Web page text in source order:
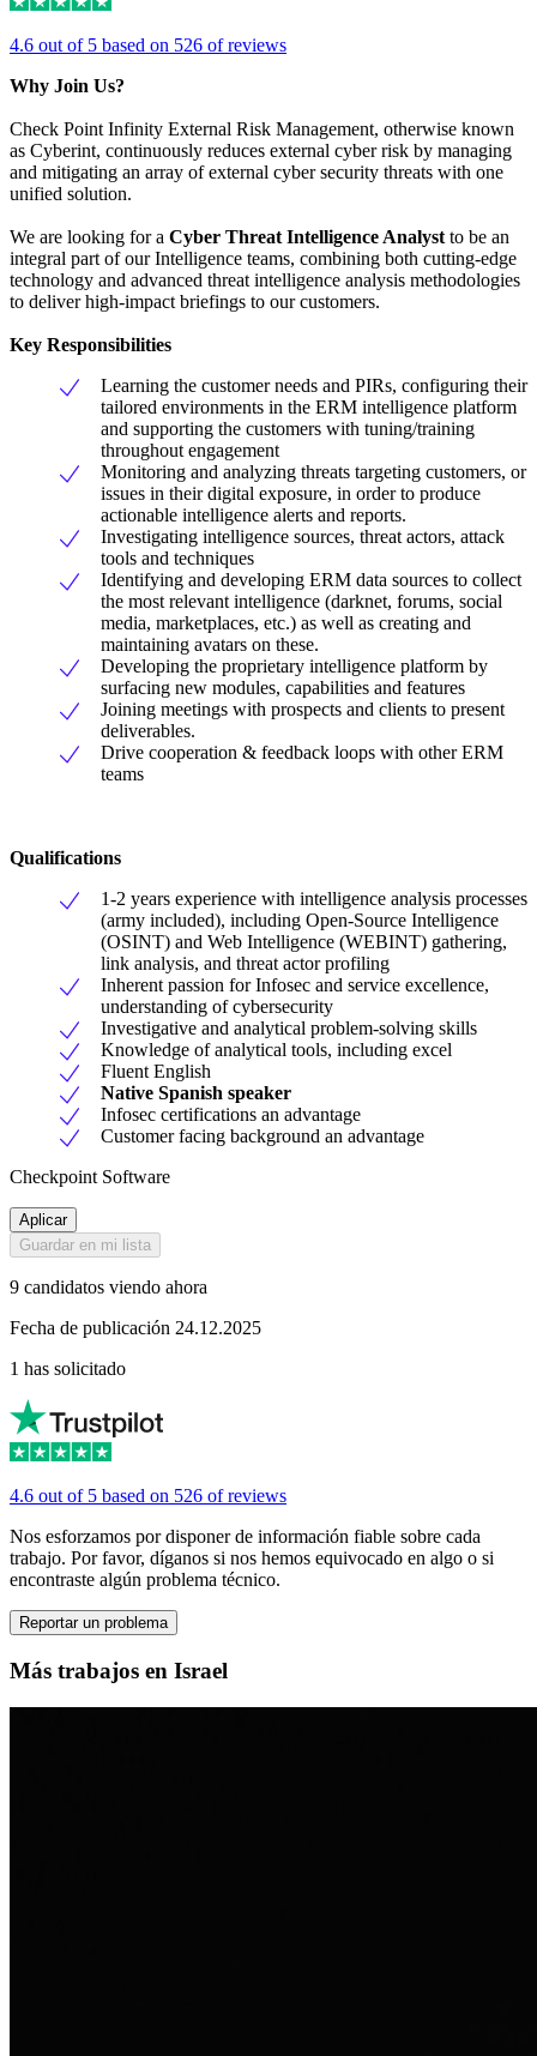
4.6 out of 5 based on 526 of reviews
Why Join Us?
Check Point Infinity External Risk Management, otherwise known
as Cyberint, continuously reduces external cyber risk by managing
and mitigating an array of external cyber security threats with one
unified solution.
We are looking for a Cyber Threat Intelligence Analyst to be an
integral part of our Intelligence teams, combining both cutting-edge
technology and advanced threat intelligence analysis methodologies
to deliver high-impact briefings to our customers.
Key Responsibilities
Learning the customer needs and PIRs, configuring their
tailored environments in the ERM intelligence platform
and supporting the customers with tuning/training
throughout engagement
Monitoring and analyzing threats targeting customers, or
issues in their digital exposure, in order to produce
actionable intelligence alerts and reports.
Investigating intelligence sources, threat actors, attack
tools and techniques
Identifying and developing ERM data sources to collect
the most relevant intelligence (darknet, forums, social
media, marketplaces, etc.) as well as creating and
maintaining avatars on these.
Developing the proprietary intelligence platform by
surfacing new modules, capabilities and features
Joining meetings with prospects and clients to present
deliverables.
Drive cooperation & feedback loops with other ERM
teams
Qualifications
1-2 years experience with intelligence analysis processes
(army included), including Open-Source Intelligence
(OSINT) and Web Intelligence (WEBINT) gathering,
link analysis, and threat actor profiling
Inherent passion for Infosec and service excellence,
understanding of cybersecurity
Investigative and analytical problem-solving skills
Knowledge of analytical tools, including excel
Fluent English
Native Spanish speaker
Infosec certifications an advantage
Customer facing background an advantage
Checkpoint Software
Aplicar
Guardar en mi lista
9 candidatos viendo ahora
Fecha de publicación 24.12.2025
1 has solicitado
4.6 out of 5 based on 526 of reviews
Nos esforzamos por disponer de información fiable sobre cada
trabajo. Por favor, díganos si nos hemos equivocado en algo o si
encontraste algún problema técnico.
Reportar un problema
Más trabajos en Israel